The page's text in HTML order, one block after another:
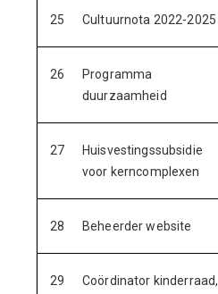
25 Cultuurnota 2022-2025
26
Programma
duurzaamheid
27
Huisvestingssubsidie
voor kerncomplexen
28 Beheerder website
29
Coördinator kinderraad,